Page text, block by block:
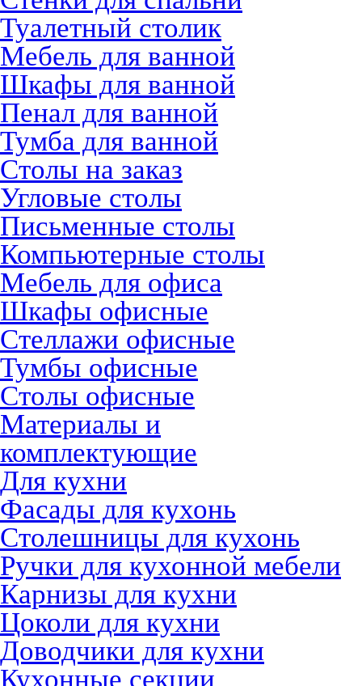
Туалетный столик
Мебель для ванной
Шкафы для ванной
Пенал для ванной
Тумба для ванной
Столы на заказ
Угловые столы
Письменные столы
Компьютерные столы
Мебель для офиса
Шкафы офисные
Стеллажи офисные
Тумбы офисные
Столы офисные
Материалы и
комплектующие
Для кухни
Фасады для кухонь
Столешницы для кухонь
Ручки для кухонной мебели
Карнизы для кухни
Цоколи для кухни
Доводчики для кухни
Кухонные секции